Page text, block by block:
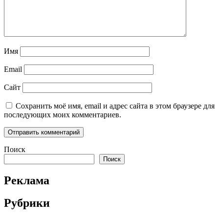
Имя
Email
Сайт
Сохранить моё имя, email и адрес сайта в этом браузере для
последующих моих комментариев.
Поиск
Поиск
Реклама
Рубрики